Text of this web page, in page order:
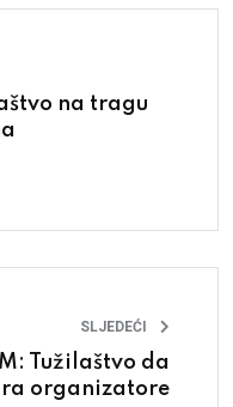
na tragu
SLJEDEĆI
Tužilaštvo da
organizatore